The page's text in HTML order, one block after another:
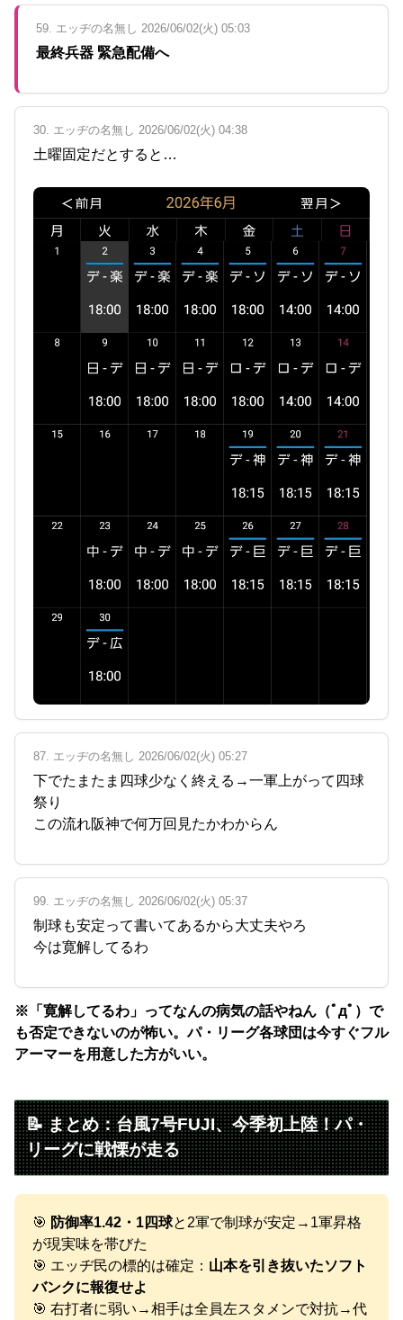
59. エッヂの名無し 2026/06/02(火) 05:03
最終兵器 緊急配備へ
30. エッヂの名無し 2026/06/02(火) 04:38
土曜固定だとすると…
87. エッヂの名無し 2026/06/02(火) 05:27
下でたまたま四球少なく終える→一軍上がって四球
祭り
この流れ阪神で何万回見たかわからん
99. エッヂの名無し 2026/06/02(火) 05:37
制球も安定って書いてあるから大丈夫やろ
今は寛解してるわ
※「寛解してるわ」ってなんの病気の話やねん（ﾟдﾟ）で
も否定できないのが怖い。パ・リーグ各球団は今すぐフル
アーマーを用意した方がいい。
📝 まとめ：台風7号FUJI、今季初上陸！パ・
リーグに戦慄が走る
🎯 防御率1.42・1四球と2軍で制球が安定→1軍昇格
が現実味を帯びた
🎯 エッヂ民の標的は確定： 山本を引き抜いたソフト
バンクに報復せよ
🎯 右打者に弱い→相手は全員左スタメンで対抗→代